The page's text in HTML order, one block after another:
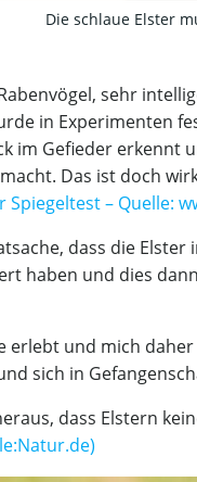
Die schlaue Elster
sehr
in Experimenten
im Gefieder
Das ist doch
Spiegeltest – Quelle:
dass die
haben und dies
erlebt und mich
sich in
dass Elstern